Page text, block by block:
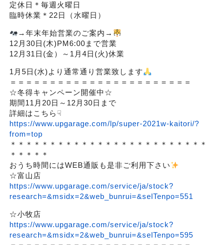
定休日＊毎週火曜日
臨時休業＊22日（水曜日）
→年末年始営業のご案内→
12月30日(木)PM6:00まで営業
12月31日(金）～1月4日(火)休業
1月5日(水)より通常通り営業致します
＝＝＝＝＝＝＝＝＝＝＝＝＝＝＝＝＝＝＝＝＝＝＝
☆冬得キャンペーン開催中☆
期間11月20日～12月30日まで
詳細はこちら☟
https://www.upgarage.com/lp/super-2021w-kaitori/?
from=top
＊＊＊＊＊＊＊＊＊＊＊＊＊＊＊＊＊＊＊＊＊＊＊＊＊
＊＊＊＊＊
おうち時間にはWEB通販も是非ご利用下さい
☆富山店
https://www.upgarage.com/service/ja/stock?
research=&msidx=2&web_bunrui=&selTenpo=551
☆小牧店
https://www.upgarage.com/service/ja/stock?
research=&msidx=2&web_bunrui=&selTenpo=595